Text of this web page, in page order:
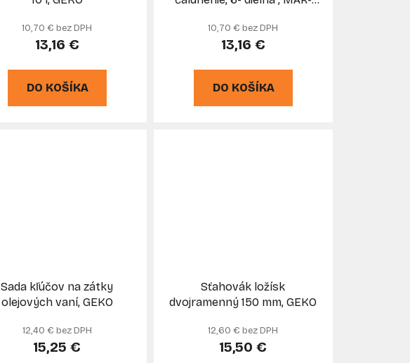
10,70 € bez DPH
13,16 €
DO KOŠÍKA
10,70 € bez DPH
13,16 €
DO KOŠÍKA
Sada kľúčov na zátky
olejových vaní, GEKO
12,40 € bez DPH
15,25 €
Sťahovák ložísk
dvojramenný 150 mm, GEKO
12,60 € bez DPH
15,50 €